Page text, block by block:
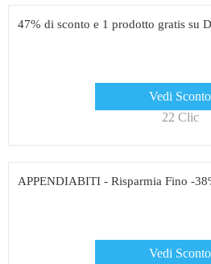
47% di sconto e 1 prodotto gratis su
Vedi Sconto
22 Clic
APPENDIABITI - Risparmia Fino -
Vedi Sconto